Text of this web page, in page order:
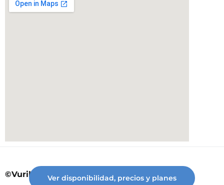
Ver disponibilidad, precios y planes
©Vuriloche desde 2023